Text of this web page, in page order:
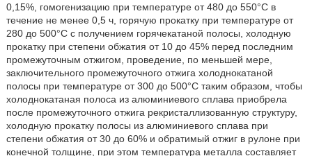
0,15%, гомогенизацию при температуре от 480 до 550°С в
течение не менее 0,5 ч, горячую прокатку при температуре от
280 до 500°С с получением горячекатаной полосы, холодную
прокатку при степени обжатия от 10 до 45% перед последним
промежуточным отжигом, проведение, по меньшей мере,
заключительного промежуточного отжига холоднокатаной
полосы при температуре от 300 до 500°С таким образом, чтобы
холоднокатаная полоса из алюминиевого сплава приобрела
после промежуточного отжига рекристаллизованную структуру,
холодную прокатку полосы из алюминиевого сплава при
степени обжатия от 30 до 60% и обратимый отжиг в рулоне при
конечной толщине, при этом температура металла составляет